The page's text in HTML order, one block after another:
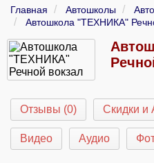
Главная Автошколы
Автошкола "ТЕХНИКА"
Отзывы (0) Скидки и
Видео Аудио